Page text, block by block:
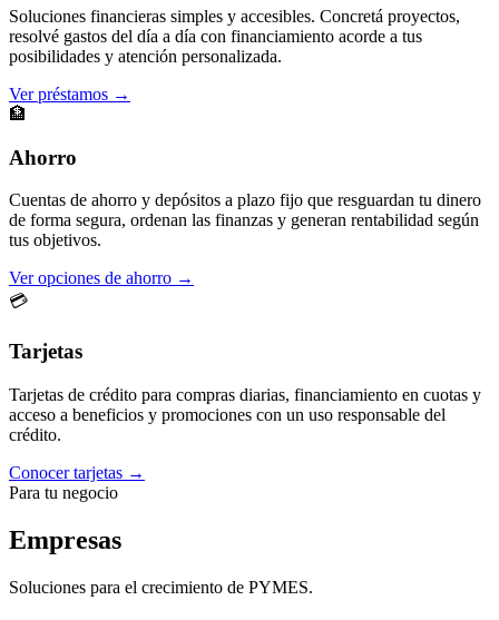
Soluciones financieras simples y accesibles. Concretá proyectos,
resolvé gastos del día a día con financiamiento acorde a tus
posibilidades y atención personalizada.
Ver préstamos →
🏦
Ahorro
Cuentas de ahorro y depósitos a plazo fijo que resguardan tu dinero
de forma segura, ordenan las finanzas y generan rentabilidad según
tus objetivos.
Ver opciones de ahorro →
💳
Tarjetas
Tarjetas de crédito para compras diarias, financiamiento en cuotas y
acceso a beneficios y promociones con un uso responsable del
crédito.
Conocer tarjetas →
Para tu negocio
Empresas
Soluciones para el crecimiento de PYMES.